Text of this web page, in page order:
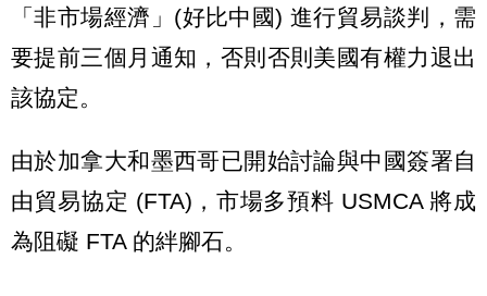
「非市場經濟」(好比中國) 進行貿易談判，需
要提前三個月通知，否則否則美國有權力退出
該協定。
由於加拿大和墨西哥已開始討論與中國簽署自
由貿易協定 (FTA)，市場多預料 USMCA 將成
為阻礙 FTA 的絆腳石。